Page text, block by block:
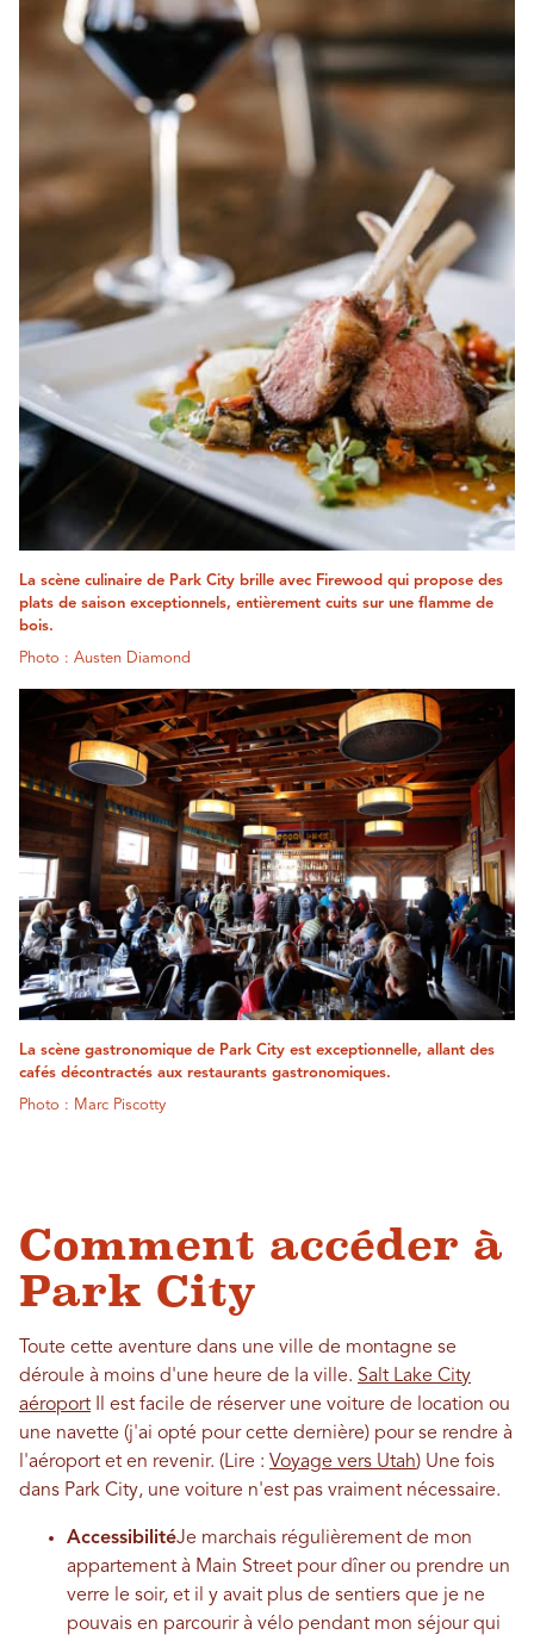
La scène culinaire de Park City brille avec Firewood qui propose des
plats de saison exceptionnels, entièrement cuits sur une flamme de
bois.
Photo : Austen Diamond
La scène gastronomique de Park City est exceptionnelle, allant des
cafés décontractés aux restaurants gastronomiques.
Photo : Marc Piscotty
Comment accéder à
Park City
Toute cette aventure dans une ville de montagne se
déroule à moins d'une heure de la ville. Salt Lake City
aéroport Il est facile de réserver une voiture de location ou
une navette (j'ai opté pour cette dernière) pour se rendre à
l'aéroport et en revenir. (Lire : Voyage vers Utah) Une fois
dans Park City, une voiture n'est pas vraiment nécessaire.
AccessibilitéJe marchais régulièrement de mon
appartement à Main Street pour dîner ou prendre un
verre le soir, et il y avait plus de sentiers que je ne
pouvais en parcourir à vélo pendant mon séjour qui